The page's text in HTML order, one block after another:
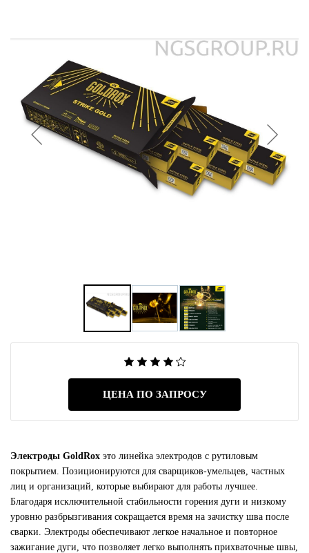
ЦЕНА ПО ЗАПРОСУ
Электроды GoldRox это линейка электродов с рутиловым
покрытием. Позиционируются для сварщиков-умельцев, частных
лиц и организаций, которые выбирают для работы лучшее.
Благодаря исключительной стабильности горения дуги и низкому
уровню разбрызгивания сокращается время на зачистку шва после
сварки. Электроды обеспечивают легкое начальное и повторное
зажигание дуги, что позволяет легко выполнять прихваточные швы,